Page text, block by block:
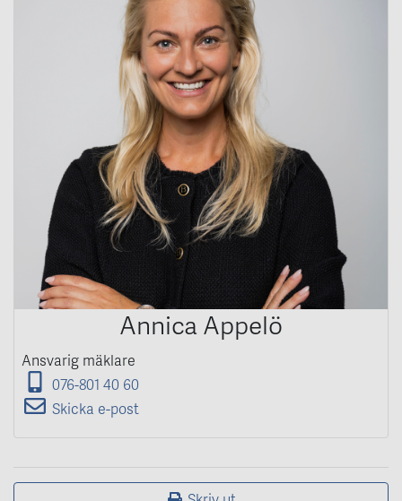
Annica Appelö
Ansvarig mäklare
076-801 40 60
Skicka e-post